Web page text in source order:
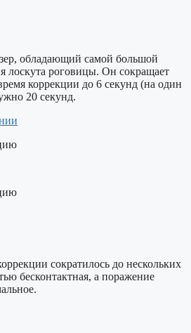
обладающий самой большой
лоскута роговицы. Он сокращает
коррекции до 6 секунд (на один
20 секунд.
сократилось до нескольких
бесконтактная, а поражение